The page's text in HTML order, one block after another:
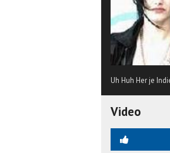
Uh Huh Her je
Video